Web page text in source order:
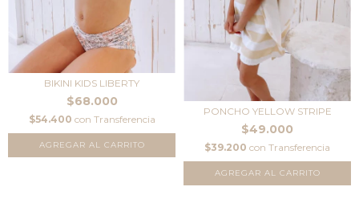
BIKINI KIDS LIBERTY
$68.000
$54.400 con Transferencia
AGREGAR AL CARRITO
PONCHO YELLOW STRIPE
$49.000
$39.200 con Transferencia